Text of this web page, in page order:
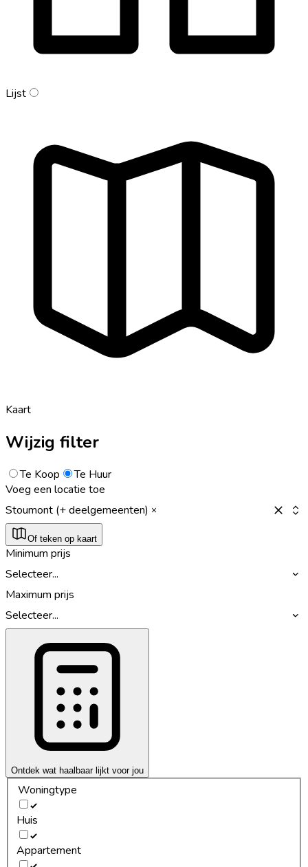
Lijst
Kaart
Wijzig filter
Te Koop
Te Huur
Voeg een locatie toe
Stoumont (+ deelgemeenten)
Of teken op kaart
Minimum prijs
Selecteer...
Maximum prijs
Selecteer...
Ontdek wat haalbaar lijkt voor jou
Woningtype
Huis
Appartement